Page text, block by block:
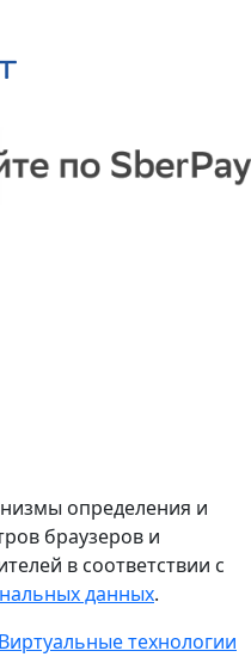
определения и
браузеров и
в соответствии с
данных.
Виртуальные технологии